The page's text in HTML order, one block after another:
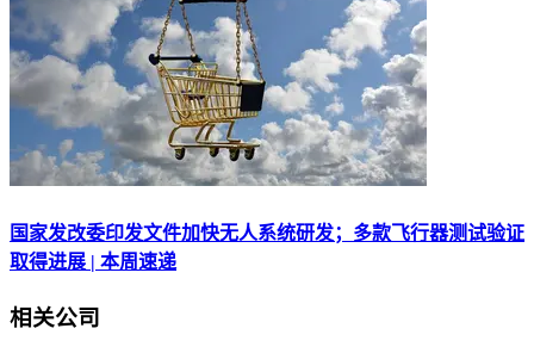
国家发改委印发文件加快无人系统研发；多款飞行器测试验证
取得进展 | 本周速递
相关公司